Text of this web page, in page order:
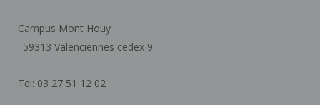
Campus Mont Houy
. 59313 Valenciennes cedex 9
Tel: 03 27 51 12 02